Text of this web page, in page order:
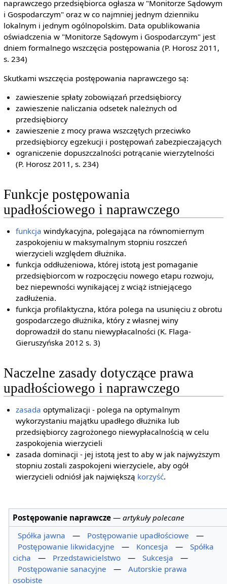
naprawczego przedsiębiorca ogłasza w "Monitorze Sądowym
i Gospodarczym" oraz w co najmniej jednym dzienniku
lokalnym i jednym ogólnopolskim. Data opublikowania
oświadczenia w "Monitorze Sądowym i Gospodarczym" jest
dniem formalnego wszczęcia postępowania (P. Horosz 2011,
s. 234)
Skutkami wszczęcia postępowania naprawczego są:
zawieszenie spłaty zobowiązań przedsiębiorcy
zawieszenie naliczania odsetek należnych od
przedsiębiorcy
zawieszenie z mocy prawa wszczętych przeciwko
przedsiębiorcy egzekucji i postępowań zabezpieczających
ograniczenie dopuszczalności potrącanie wierzytelności
(P. Horosz 2011, s. 234)
Funkcje postępowania
upadłościowego i naprawczego
funkcja windykacyjna, polegająca na równomiernym
zaspokojeniu w maksymalnym stopniu roszczeń
wierzycieli względem dłużnika.
funkcja oddłużeniowa, której istotą jest pomaganie
przedsiębiorcom w rozpoczęciu nowego etapu rozwoju,
bez niepewności wynikającej z wciąż istniejącego
zadłużenia.
funkcja profilaktyczna, która polega na usunięciu z obrotu
gospodarczego dłużnika, który z własnej winy
doprowadził do stanu niewypłacalności (K. Flaga-
Gieruszyńska 2012 s. 3)
Naczelne zasady dotyczące prawa
upadłościowego i naprawczego
zasada optymalizacji - polega na optymalnym
wykorzystaniu majątku upadłego dłużnika lub
przedsiębiorcy zagrożonego niewypłacalnością w celu
zaspokojenia wierzycieli
zasada dominacji - jej istotą jest to aby w jak najwyższym
stopniu zostali zaspokojeni wierzyciele, aby ogół
wierzycieli odniósł jak największą korzyść.
Postępowanie naprawcze —artykuły polecane
Spółka jawna
— Postępowanie upadłościowe
—
Postępowanie likwidacyjne
— Koncesja —
Spółka
cicha
— Przedstawicielstwo — Sukcesja
—
Postępowanie sanacyjne
—
Autorskie prawa
osobiste